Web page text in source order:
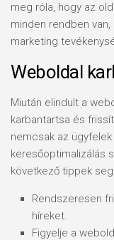
meg róla, hogy az
minden rendben
marketing
Weboldal
Miután elindult a
karbantartsa és
nemcsak az
keresőoptimalizálás
következő tippek
Rendszeresen
híreket.
Figyelje a